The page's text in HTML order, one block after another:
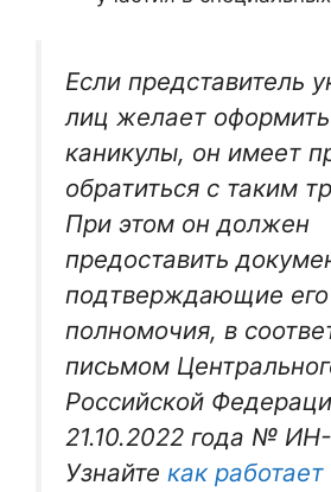
Если представитель
лиц желает
каникулы, он имеет
обратиться с таким
При этом он должен
предоставить
подтверждающие его
полномочия, в
письмом
Российской
21.10.2022 года №
Узнайте как